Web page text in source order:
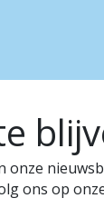
onze
ons op